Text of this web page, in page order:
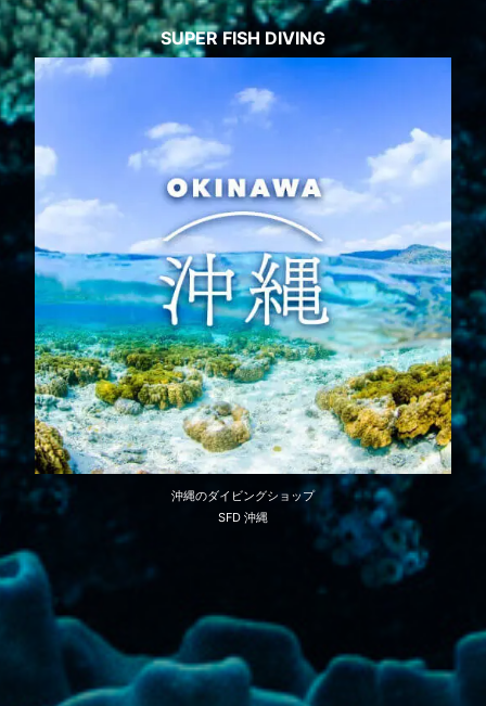
SUPER FISH DIVING
沖縄のダイビングショップ
SFD 沖縄